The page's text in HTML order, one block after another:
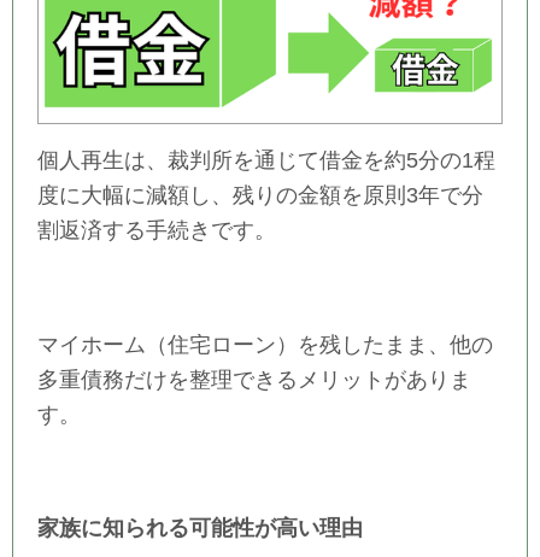
個人再生は、裁判所を通じて借金を約5分の1程
度に大幅に減額し、残りの金額を原則3年で分
割返済する手続きです。
マイホーム（住宅ローン）を残したまま、他の
多重債務だけを整理できるメリットがありま
す。
家族に知られる可能性が高い理由